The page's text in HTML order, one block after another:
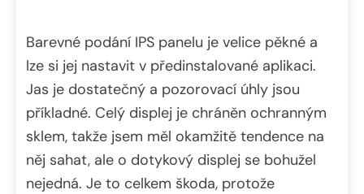
Barevné podání IPS panelu je velice pěkné a
lze si jej nastavit v předinstalované aplikaci.
Jas je dostatečný a pozorovací úhly jsou
příkladné. Celý displej je chráněn ochranným
sklem, takže jsem měl okamžitě tendence na
něj sahat, ale o dotykový displej se bohužel
nejedná. Je to celkem škoda, protože